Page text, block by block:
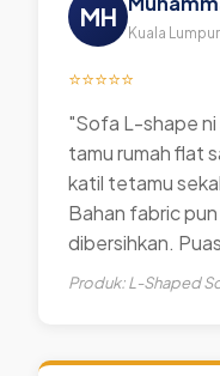
MH
Kuala Lumpur
⭐⭐⭐⭐⭐
"Sofa L-shape
tamu rumah flat
katil tetamu
Bahan fabric
dibersihkan.
Produk: L-Shaped